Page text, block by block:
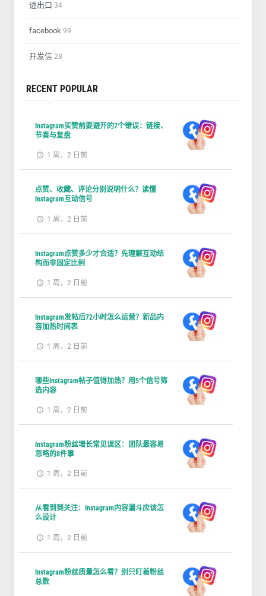
进出口 34
facebook 99
开发信 28
RECENT POPULAR
Instagram买赞前要避开的7个错误：链接、
节奏与复盘
1 周，2 日前
点赞、收藏、评论分别说明什么？读懂
Instagram互动信号
1 周，2 日前
Instagram点赞多少才合适？先理解互动结
构而非固定比例
1 周，2 日前
Instagram发帖后72小时怎么运营？新品内
容加热时间表
1 周，2 日前
哪些Instagram帖子值得加热？用5个信号筛
选内容
1 周，2 日前
Instagram粉丝增长常见误区：团队最容易
忽略的8件事
1 周，2 日前
从看到到关注：Instagram内容漏斗应该怎
么设计
1 周，2 日前
Instagram粉丝质量怎么看？别只盯着粉丝
总数